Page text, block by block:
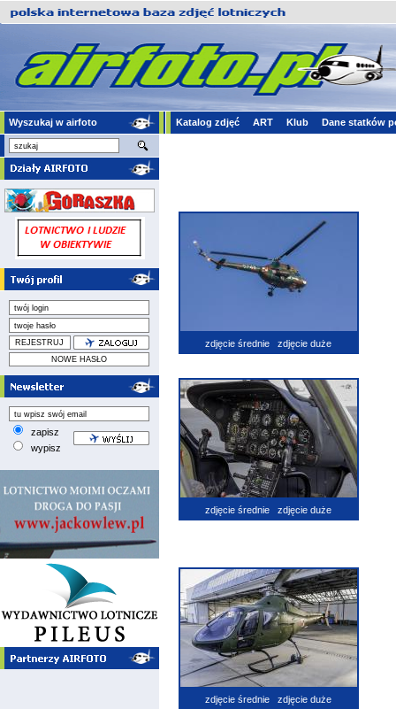
Wyszukaj w airfoto Katalog zdjęć ART Klub Dane statków
zapisz
wypisz
zdjęcie średnie zdjęcie duże
zdjęcie średnie zdjęcie duże
zdjęcie średnie zdjęcie duże